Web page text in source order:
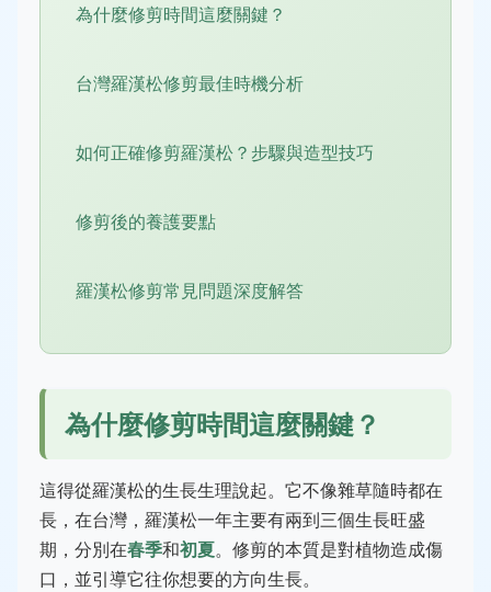
為什麼修剪時間這麼關鍵？
台灣羅漢松修剪最佳時機分析
如何正確修剪羅漢松？步驟與造型技巧
修剪後的養護要點
羅漢松修剪常見問題深度解答
為什麼修剪時間這麼關鍵？
這得從羅漢松的生長生理說起。它不像雜草隨時都在
長，在台灣，羅漢松一年主要有兩到三個生長旺盛
期，分別在春季和初夏。修剪的本質是對植物造成傷
口，並引導它往你想要的方向生長。